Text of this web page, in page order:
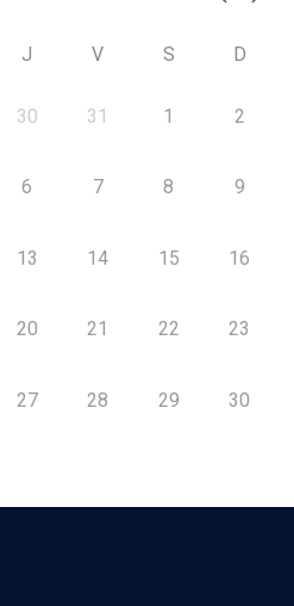
J V S D
30 31 1 2
6 7 8 9
13 14 15 16
20 21 22 23
27 28 29 30